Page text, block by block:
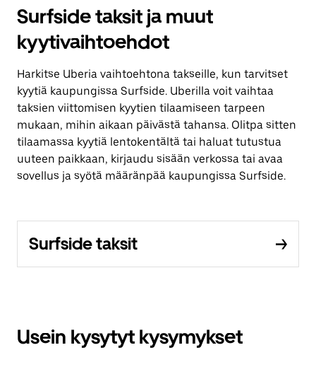
Surfside taksit ja muut
kyytivaihtoehdot
Harkitse Uberia vaihtoehtona takseille, kun tarvitset
kyytiä kaupungissa Surfside. Uberilla voit vaihtaa
taksien viittomisen kyytien tilaamiseen tarpeen
mukaan, mihin aikaan päivästä tahansa. Olitpa sitten
tilaamassa kyytiä lentokentältä tai haluat tutustua
uuteen paikkaan, kirjaudu sisään verkossa tai avaa
sovellus ja syötä määränpää kaupungissa Surfside.
Surfside taksit
Usein kysytyt kysymykset